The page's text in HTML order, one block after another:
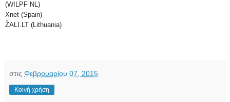
(WILPF NL)
Xnet (Spain)
ŽALI.LT (Lithuania)
στις Φεβρουαρίου 07, 2015
Κοινή χρήση